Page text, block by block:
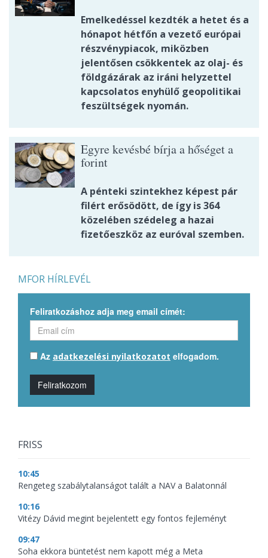
Emelkedéssel kezdték a hetet és a
hónapot hétfőn a vezető európai
részvénypiacok, miközben
jelentősen csökkentek az olaj- és
földgázárak az iráni helyzettel
kapcsolatos enyhülő geopolitikai
feszültségek nyomán.
Egyre kevésbé bírja a hőséget a
forint
A pénteki szintekhez képest pár
filért erősödött, de így is 364
közelében szédeleg a hazai
fizetőeszköz az euróval szemben.
MFOR HÍRLEVÉL
Feliratkozáshoz adja meg email címét:
Az adatkezelési nyilatkozatot elfogadom.
Feliratkozom
FRISS
10:45
Rengeteg szabálytalanságot talált a NAV a Balatonnál
10:16
Vitézy Dávid megint bejelentett egy fontos fejleményt
09:47
Soha ekkora büntetést nem kapott még a Meta